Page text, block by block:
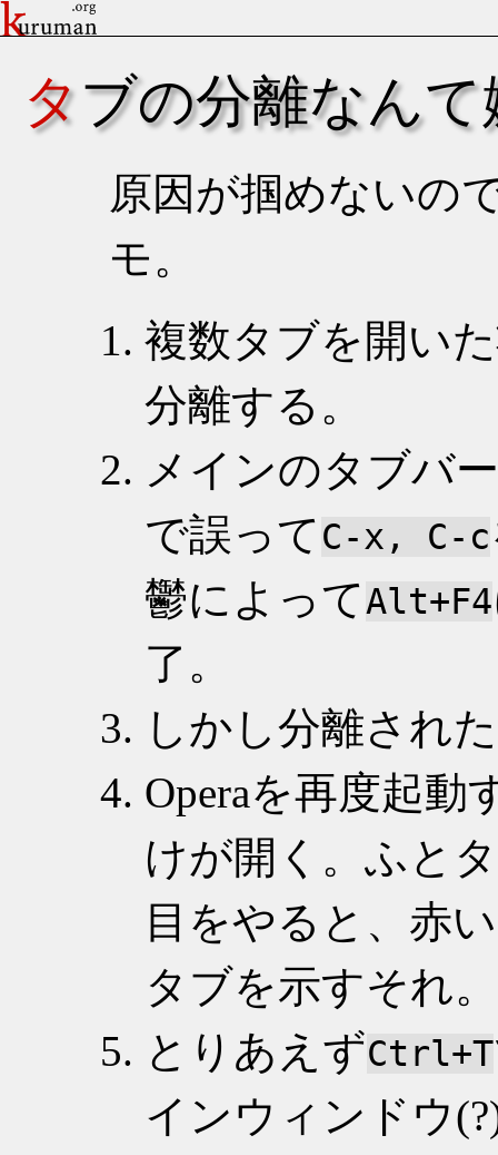
タブの分離なん
原因が掴めないの
モ。
複数タブを開い
分離する。
メインのタブバ
で誤ってC-x, C-c
鬱によってAlt+F4
了。
しかし分離され
Operaを再度起動
けが開く。ふと
目をやると、赤
タブを示すそれ。
とりあえずCtrl+T
インウィンドウ